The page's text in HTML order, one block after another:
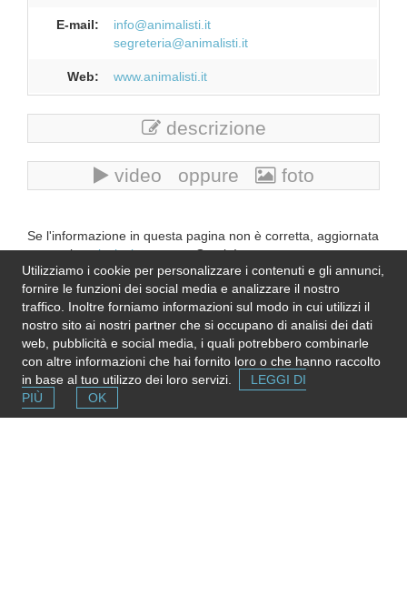
E-mail:
info@animalisti.it
segreteria@animalisti.it
Web: www.animalisti.it
descrizione
video oppure foto
Se l'informazione in questa pagina non è corretta, aggiornata
e completa,inviaci una nota. Grazie!
Please note: We do not represent the above
organization/service: send any inquiry or complaint directly to
it. Please do not send us CVs or applications!
Utilizziamo i cookie per personalizzare i contenuti e gli annunci,
fornire le funzioni dei social media e analizzare il nostro
traffico. Inoltre forniamo informazioni sul modo in cui utilizzi il
nostro sito ai nostri partner che si occupano di analisi dei dati
web, pubblicità e social media, i quali potrebbero combinarle
con altre informazioni che hai fornito loro o che hanno raccolto
in base al tuo utilizzo dei loro servizi.
LEGGI DI
PIÙ
OK